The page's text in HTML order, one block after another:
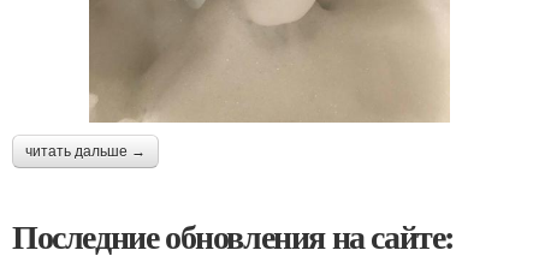
читать дальше →
Последние обновления на сайте: